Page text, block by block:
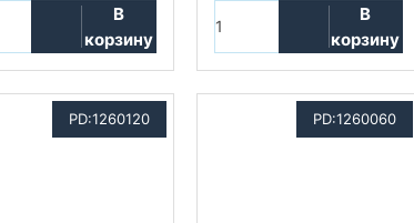
В
корзину
В
корзину
PD:1260120 PD:1260060